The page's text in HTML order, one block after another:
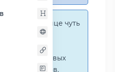
На этой странице чуть
сравнения
и числовых
процессоров.